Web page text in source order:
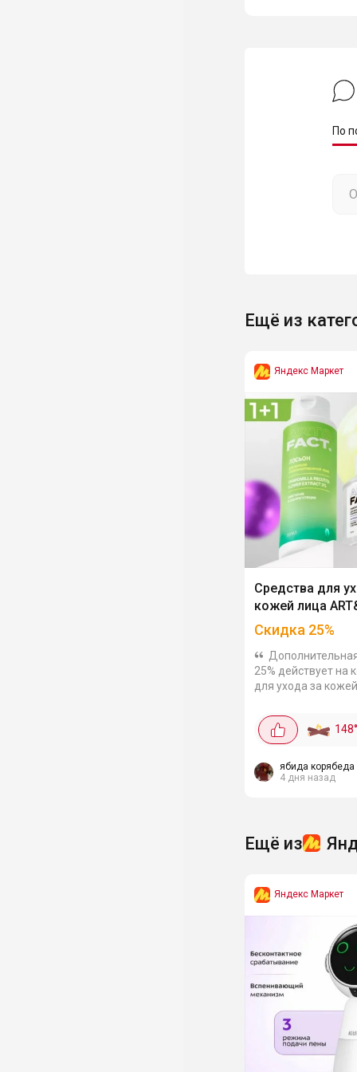
По
Ещё из
Яндекс Маркет
Средства для
кожей лица
Скидка 25%
25% действует на
для ухода за
ухода за всеми
Так очищающий
акне c кислотами,...
148°
ябида корябеда
4 дня назад
Ещё из
Яндекс Маркет